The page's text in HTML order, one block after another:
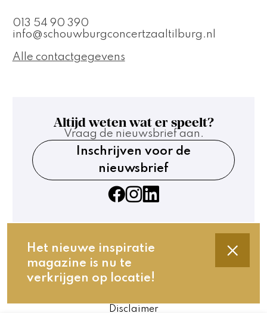
Het nieuwe inspiratie
magazine is nu te
verkrijgen op locatie!
013 54 90 390
info@schouwburgconcertzaaltilburg.nl
Alle contactgegevens
Altijd weten wat er speelt?
Vraag de nieuwsbrief aan.
Inschrijven voor de
nieuwsbrief
Contact
Technische gegevens
Disclaimer